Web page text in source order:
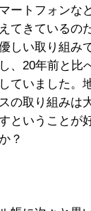
ートフォンな
てきているの
しい取り組み
、20年前と比
ていました。
の取り組みは
ということが
？